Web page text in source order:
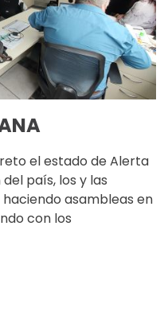
el estado de Alerta
país, los y las
haciendo asambleas en
con los